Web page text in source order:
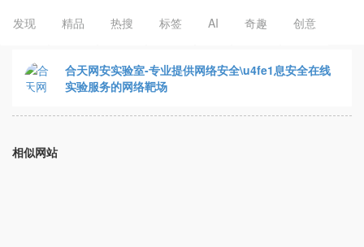
发现 精品 热搜 标签 AI 奇趣 创意
合天网安实验室-专业提供网络安全\u4fe1息安全在线
实验服务的网络靶场
相似网站